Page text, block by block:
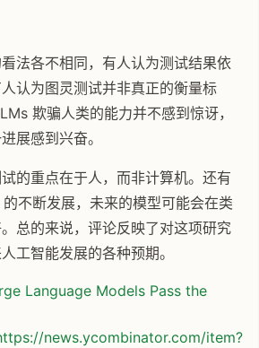
法各不相同，有人认为测试结果依
认为图灵测试并非真正的衡量标
欺骗人类的能力并不感到惊讶，
展感到兴奋。
的重点在于人，而非计算机。还有
不断发展，未来的模型可能会在类
总的来说，评论反映了对这项研究
工智能发展的各种预期。
Language Models Pass the
news.ycombinator.com/item?